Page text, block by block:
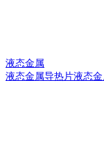
液态金属
液态金属导热片液态